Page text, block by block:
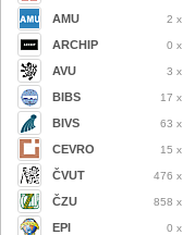
AMU 2 x
ARCHIP 0 x
AVU 3 x
BIBS 17 x
BIVS 63 x
CEVRO 15 x
ČVUT 476 x
ČZU 858 x
EPI 0 x